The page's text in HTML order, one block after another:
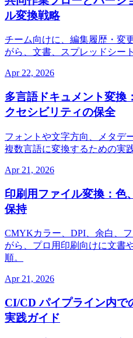
ル変換戦略
チーム向けに、編集履歴・変
がら、文書、スプレッドシー
Apr 22, 2026
多言語ドキュメント変換
クセシビリティの保全
フォントや文字方向、メタデ
複数言語に変換するための実
Apr 21, 2026
印刷用ファイル変換：色
保持
CMYKカラー、DPI、余白、
がら、プロ用印刷向けに文書
順。
Apr 21, 2026
CI/CD パイプライン内で
実践ガイド